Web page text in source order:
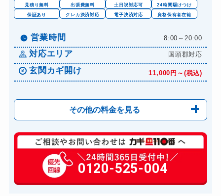
見積り無料 出張費無料 土日祝対応可
24時間駆けつけ
保証あり
クレカ決済対応 電子決済対応 資格保有者在籍
営業時間 8:00～20:00
対応エリア 国頭郡対応
玄関カギ開け 11,000円～(税込)
その他の料金を見る
玄関カギ修理 6,600円～(税込)
玄関カギ作成 14,300円～(税込)
玄関カギ交換 14,300円～(税込)
0120-525-004